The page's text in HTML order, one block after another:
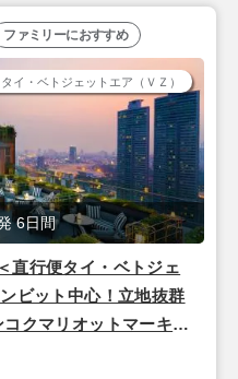
直行便タイ・ベトジェ
ビット中心！立地抜群
クマリオットマーキス
4泊6日
6日間
タイ・ベトジェットエア（ＶＺ）
ファミリーにおすすめ